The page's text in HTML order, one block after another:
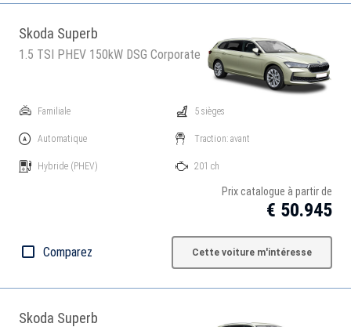
Skoda Superb
1.5 TSI PHEV 150kW DSG Corporate
Familiale
Automatique
Hybride (PHEV)
5 sièges
Traction: avant
201 ch
Prix catalogue à partir de
€ 50.945
Comparez Cette voiture m'intéresse
Skoda Superb